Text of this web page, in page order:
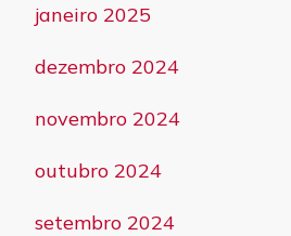
janeiro 2025
dezembro 2024
novembro 2024
outubro 2024
setembro 2024